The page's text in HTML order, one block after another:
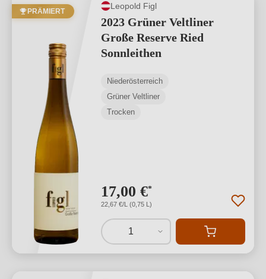
PRÄMIERT
Leopold Figl
2023 Grüner Veltliner
Große Reserve Ried
Sonnleithen
Niederösterreich
Grüner Veltliner
Trocken
17,00 €*
22,67 €/L (0,75 L)
1